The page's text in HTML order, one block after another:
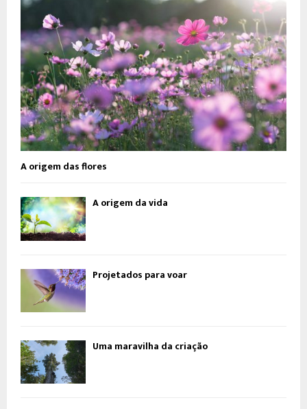
A origem das flores
A origem da vida
Projetados para voar
Uma maravilha da criação